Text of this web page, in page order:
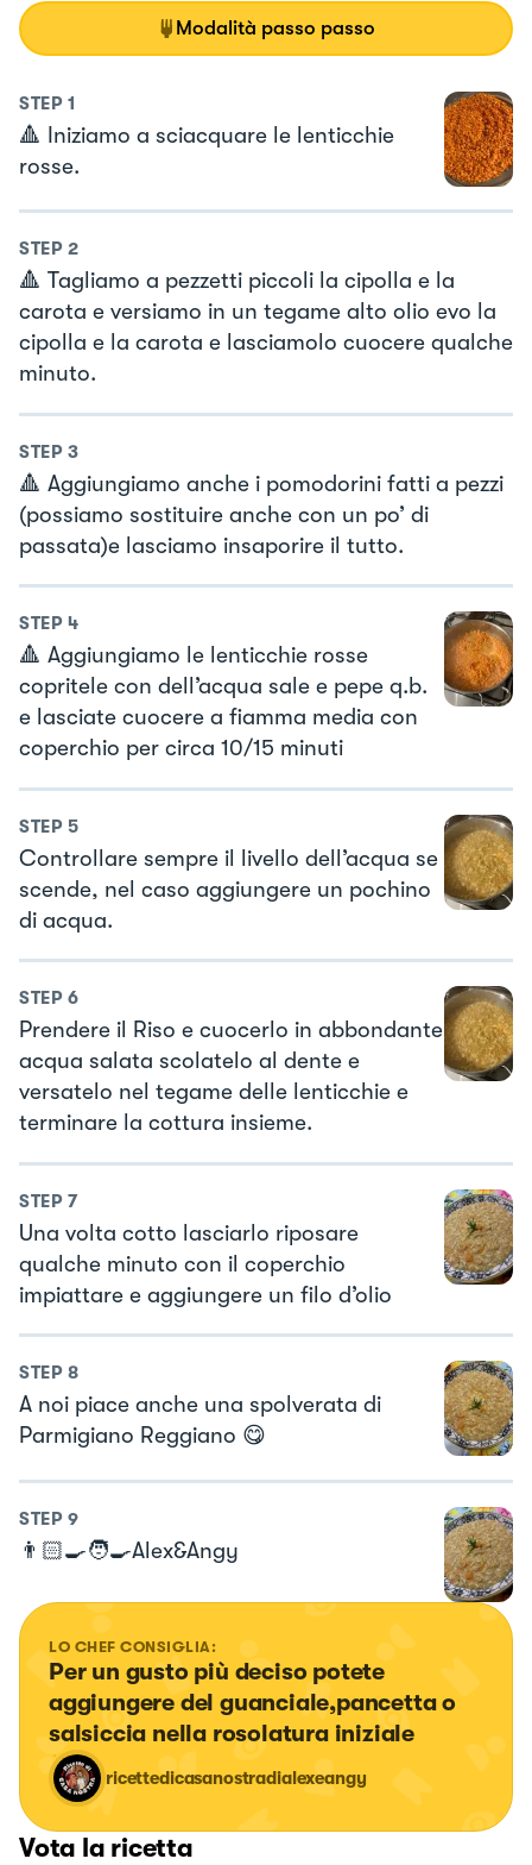
Modalità passo passo
STEP 1
🔺 Iniziamo a sciacquare le lenticchie
rosse.
STEP 2
🔺 Tagliamo a pezzetti piccoli la cipolla e la
carota e versiamo in un tegame alto olio evo la
cipolla e la carota e lasciamolo cuocere qualche
minuto.
STEP 3
🔺 Aggiungiamo anche i pomodorini fatti a pezzi
(possiamo sostituire anche con un po’ di
passata)e lasciamo insaporire il tutto.
STEP 4
🔺 Aggiungiamo le lenticchie rosse
copritele con dell’acqua sale e pepe q.b.
e lasciate cuocere a fiamma media con
coperchio per circa 10/15 minuti
STEP 5
Controllare sempre il livello dell’acqua se
scende, nel caso aggiungere un pochino
di acqua.
STEP 6
Prendere il Riso e cuocerlo in abbondante
acqua salata scolatelo al dente e
versatelo nel tegame delle lenticchie e
terminare la cottura insieme.
STEP 7
Una volta cotto lasciarlo riposare
qualche minuto con il coperchio
impiattare e aggiungere un filo d’olio
STEP 8
A noi piace anche una spolverata di
Parmigiano Reggiano 😋
STEP 9
👨🏻‍🍳🧑‍🍳Alex&Angy
LO CHEF CONSIGLIA:
Per un gusto più deciso potete
aggiungere del guanciale,pancetta o
salsiccia nella rosolatura iniziale
ricettedicasanostradialexeangy
Vota la ricetta